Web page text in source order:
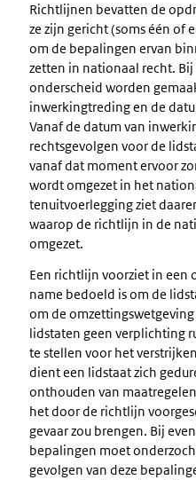
Richtlijnen bevatten de
ze zijn gericht (soms één of
om de bepalingen ervan
zetten in nationaal recht.
onderscheid worden
inwerkingtreding en de
Vanaf de datum van
rechtsgevolgen voor de
vanaf dat moment ervoor
wordt omgezet in het
tenuitvoerlegging ziet
waarop de richtlijn in de
omgezet.
Een richtlijn voorziet in een
name bedoeld is om de
om de
lidstaten geen verplichting
te stellen voor het
dient een lidstaat zich
onthouden van
het door de richtlijn
gevaar zou brengen. Bij
bepalingen moet
gevolgen van deze